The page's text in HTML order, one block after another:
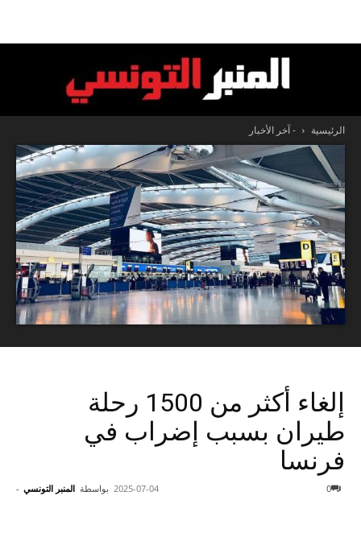
المنبر
التونسي
الرئيسية - آخر الأخبار
إلغاء أكثر من 1500 رحلة
طيران بسبب إضراب في
فرنسا
بواسطة المنبر التونسي - 2025-07-04 0